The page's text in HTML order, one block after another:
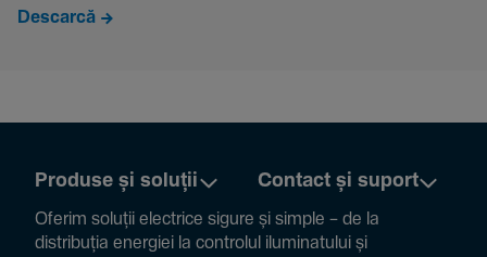
Descarcă
Produse și soluții Contact și suport
Oferim soluții electrice sigure și simple – de la
distribuția energiei la controlul ilumi­na­tului și